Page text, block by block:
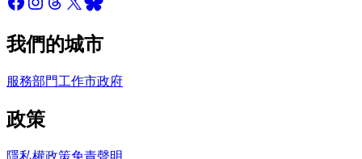
我們的城市
服務部門工作市政府
政策
隱私權政策免責聲明